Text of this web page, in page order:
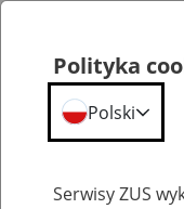
Polityka
Polski
Serwisy ZUS